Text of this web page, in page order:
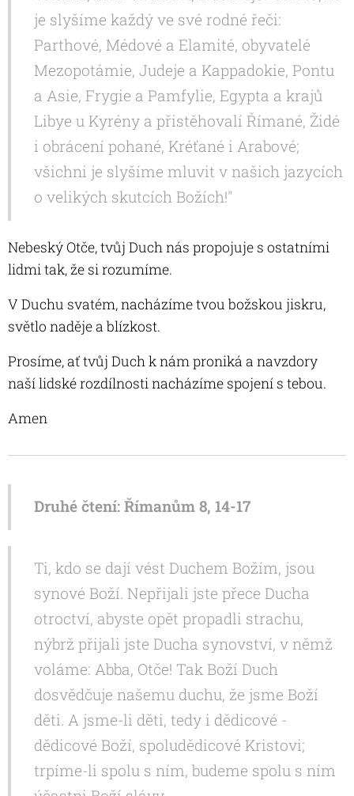
je slyšíme každý ve své rodné řeči:
Parthové, Médové a Elamité, obyvatelé
Mezopotámie, Judeje a Kappadokie, Pontu
a Asie, Frygie a Pamfylie, Egypta a krajů
Libye u Kyrény a přistěhovalí Římané, Židé
i obrácení pohané, Kréťané i Arabové;
všichni je slyšíme mluvit v našich jazycích
o velikých skutcích Božích!"
Nebeský Otče, tvůj Duch nás propojuje s ostatními
lidmi tak, že si rozumíme.
V Duchu svatém, nacházíme tvou božskou jiskru,
světlo naděje a blízkost.
Prosíme, ať tvůj Duch k nám proniká a navzdory
naší lidské rozdílnosti nacházíme spojení s tebou.
Amen
Druhé čtení: Římanům 8, 14-17
Ti, kdo se dají vést Duchem Božím, jsou
synové Boží. Nepřijali jste přece Ducha
otroctví, abyste opět propadli strachu,
nýbrž přijali jste Ducha synovství, v němž
voláme: Abba, Otče! Tak Boží Duch
dosvědčuje našemu duchu, že jsme Boží
děti. A jsme-li děti, tedy i dědicové -
dědicové Boží, spoludědicové Kristovi;
trpíme-li spolu s ním, budeme spolu s ním